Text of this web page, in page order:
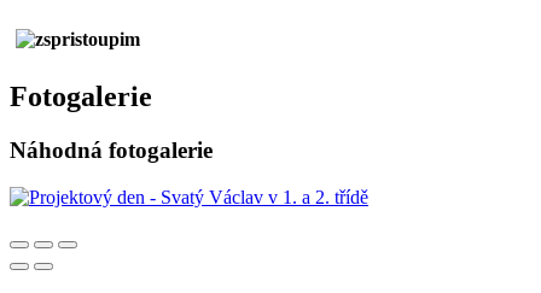
Fotogalerie
Náhodná fotogalerie